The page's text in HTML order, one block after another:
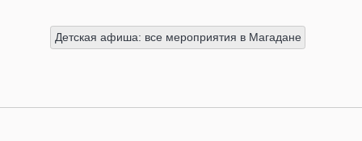
Детская афиша: все мероприятия в Магадане